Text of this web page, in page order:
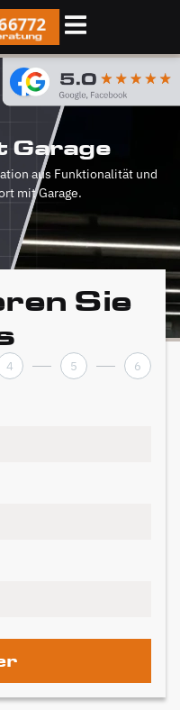
Garage
aus Funktionalität und
mit Garage.
Sie
4 5 6